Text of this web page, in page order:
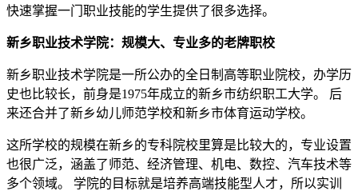
快速掌握一门职业技能的学生提供了很多选择。
新乡职业技术学院：规模大、专业多的老牌职校
新乡职业技术学院是一所公办的全日制高等职业院校，办学历
史也比较长，前身是1975年成立的新乡市纺织职工大学。 后
来还合并了新乡幼儿师范学校和新乡市体育运动学校。
这所学校的规模在新乡的专科院校里算是比较大的，专业设置
也很广泛，涵盖了师范、经济管理、机电、数控、汽车技术等
多个领域。 学院的目标就是培养高端技能型人才，所以实训